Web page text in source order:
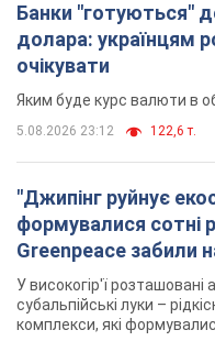
Банки "готуються"
долара: українцям
очікувати
Яким буде курс валюти в
5.08.2026 23:12 122,6 т.
"Джипінг руйнує
формувалися сотні
Greenpeace забили
У високогір'ї розташовані
субальпійські луки –
комплекси, які